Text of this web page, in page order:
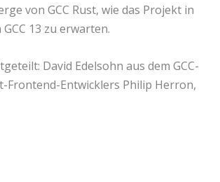
von GCC Rust, wie das Projekt in
13 zu erwarten.
David Edelsohn aus dem GCC-
Frontend-Entwicklers Philip Herron,